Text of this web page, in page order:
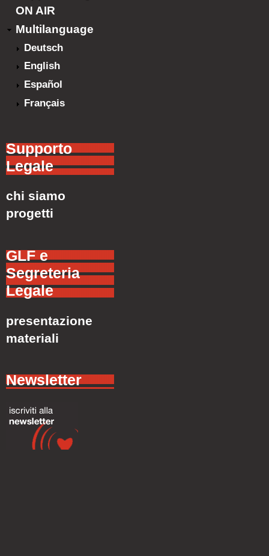
ON AIR
Multilanguage
Deutsch
English
Español
Français
Supporto
Legale
chi siamo
progetti
GLF e
Segreteria
Legale
presentazione
materiali
Newsletter